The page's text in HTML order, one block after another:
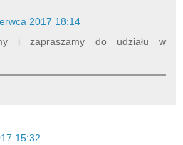
2017 18:14
i zapraszamy do udziału w
15:32